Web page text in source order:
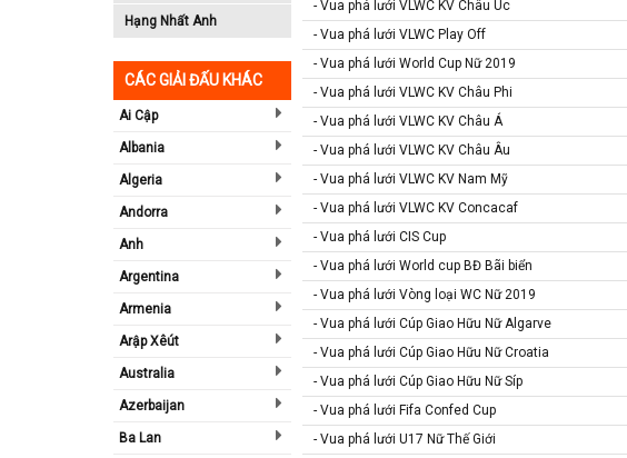
Hạng Nhất Anh
CÁC GIẢI ĐẤU KHÁC
Ai Cập
Albania
Algeria
Andorra
Anh
Argentina
Armenia
Arập Xêút
Australia
Azerbaijan
Ba Lan
- Vua phá lưới VLWC KV Châu Úc
- Vua phá lưới VLWC Play Off
- Vua phá lưới World Cup Nữ 2019
- Vua phá lưới VLWC KV Châu Phi
- Vua phá lưới VLWC KV Châu Á
- Vua phá lưới VLWC KV Châu Âu
- Vua phá lưới VLWC KV Nam Mỹ
- Vua phá lưới VLWC KV Concacaf
- Vua phá lưới CIS Cup
- Vua phá lưới World cup BĐ Bãi biển
- Vua phá lưới Vòng loại WC Nữ 2019
- Vua phá lưới Cúp Giao Hữu Nữ Algarve
- Vua phá lưới Cúp Giao Hữu Nữ Croatia
- Vua phá lưới Cúp Giao Hữu Nữ Síp
- Vua phá lưới Fifa Confed Cup
- Vua phá lưới U17 Nữ Thế Giới